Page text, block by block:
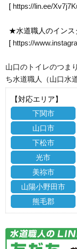
[ https://lin.ee/
★水道職人のインス
[ https://
山口のトイレのつま
ち水道職人（山口水
【対応エリア】
下関市
山口市
下松市
光市
美祢市
山陽小野田市
熊毛郡